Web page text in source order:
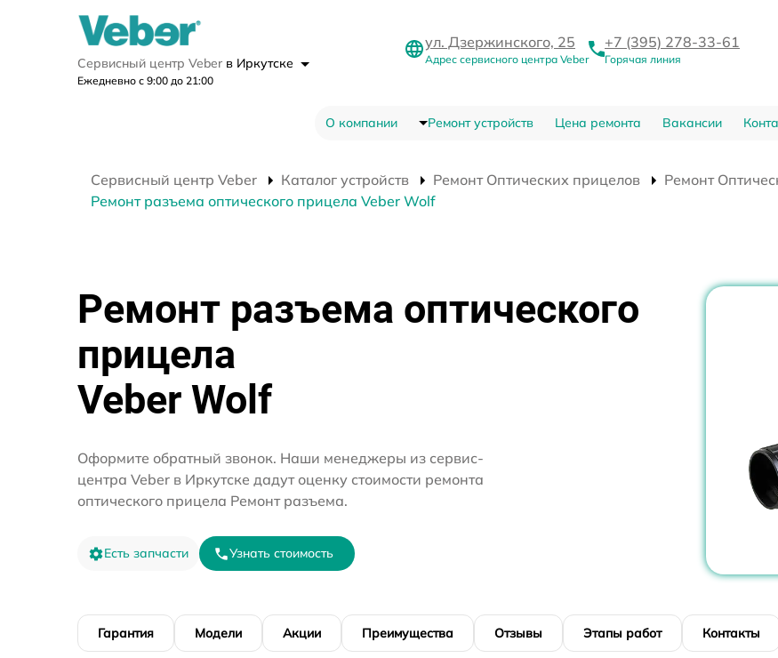
Сервисный центр Veber в Иркутске
Ежедневно с 9:00 до 21:00
ул. Дзержинского, 25
Адрес сервисного центра Veber
+7 (395) 278-33-61
Горячая линия
О компании Ремонт устройств Цена ремонта Вакансии
Сервисный центр Veber Каталог устройств Ремонт Оптических прицелов
Ремонт
Ремонт разъема оптического прицела Veber Wolf
Ремонт разъема оптического
прицела
Veber Wolf
Оформите обратный звонок. Наши менеджеры из сервис-
центра Veber в Иркутске дадут оценку стоимости ремонта
оптического прицела Ремонт разъема.
Есть запчасти Узнать стоимость
Гарантия Модели Акции Преимущества Отзывы Этапы работ Контакты